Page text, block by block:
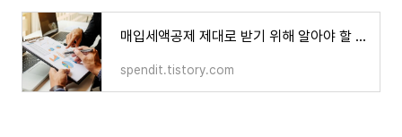
매입세액공제 제대로 받기 위해 알아야 할 3가지!
spendit.tistory.com